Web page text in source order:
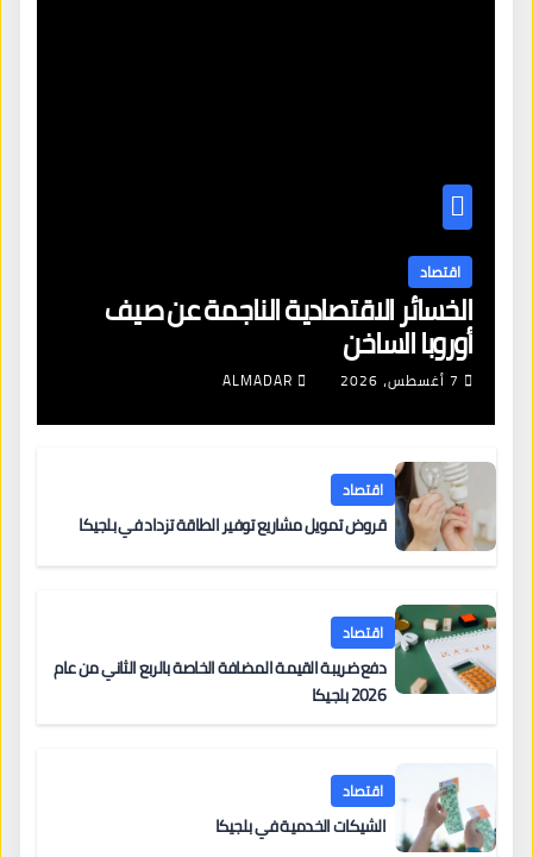
اقتصاد
الخسائر الاقتصادية الناجمة عن صيف
أوروبا الساخن
7 أغسطس، 2026 ALMADAR
اقتصاد
قروض تمويل مشاريع توفير الطاقة تزداد في بلجيكا
اقتصاد
دفع ضريبة القيمة المضافة الخاصة بالربع الثاني من عام
2026 بلجيكا
اقتصاد
الشيكات الخدمية في بلجيكا